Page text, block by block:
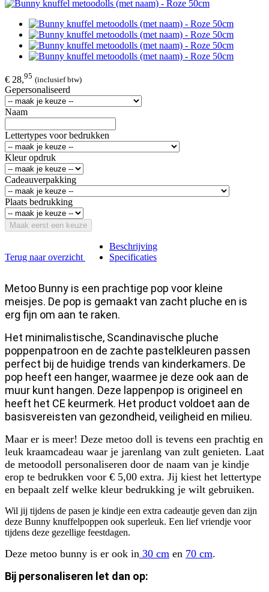
€ 28, 95 (inclusief btw)
Gepersonaliseerd
Naam
Lettertypes voor bedrukken
Kleur opdruk
Cadeauverpakking
Plaats bedrukking
Maak eerst een keuze
Terug naar overzicht
Beschrijving
Specificaties
Metoo Bunny is een prachtige pop voor kleine
meisjes. De pop is gemaakt van zacht pluche en is
erg fijn om aan te raken.
Het minimalistische, Scandinavische pluche
poppenpatroon en de zachte pastelkleuren passen
perfect bij de huidige trends van kinderkamers. De
pop heeft een hanger, waarmee je deze ook aan de
muur kunt hangen. Deze lappenpop is origineel en
heeft het CE keurmerk. Het product voldoet aan de
basisvereisten van gezondheid, veiligheid en milieu.
Maar er is meer! Deze metoo doll is tevens een prachtig en
leuk kraamcadeau waar je jarenlang van zult genieten. Laat
de metoodoll personaliseren door de naam van je kindje
erop te bedrukken voor € 5,00 extra. Jij kiest het lettertype
en bepaalt zelf welke kleur bedrukking je wilt gebruiken.
Wil jij tijdens de pasen je kindje een extra cadeautje geven dan zijn
deze Bunny knuffelpoppen ook superleuk. Een lief vriendje voor
tijdens deze gezellige feestdagen.
Deze metoo bunny is er ook in 30 cm en 70 cm.
Bij personaliseren let dan op: